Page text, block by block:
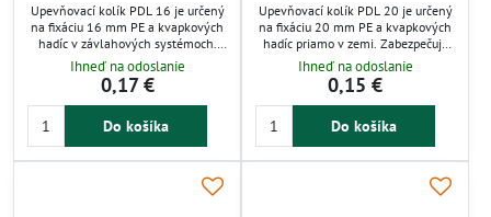
Upevňovací kolík PDL 16 je určený
na fixáciu 16 mm PE a kvapkových
hadíc v závlahových systémoch.
Zabraňuje posunu hadíc a udržiava
ich presne na mieste počas
zavlažovania. Vhodný pre záhrady,
skleníky a zeleninové záhony.
Pomáha zabezpečiť efektívne a
závlahy.
Ihneď na odoslanie
0,17 €
Do košíka
Upevňovací kolík PDL 20 je určený
na fixáciu 20 mm PE a kvapkových
hadíc priamo v zemi. Zabezpečuje
stabilné a organizované vedenie
hadíc bez posunutia počas
zavlažovania. Ideálny pre záhradné
a poľnohospodárske závlahové
systémy, umožňuje presné
lepšiu kontrolu nad distribúciou
vody. Použitie kolíkov zvyšuje
efektivitu kvapkovej závlahy a
Ihneď na odoslanie
0,15 €
Do košíka